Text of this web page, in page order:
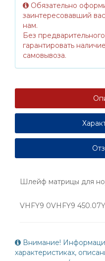
Обязательно
заинтересовавший
нам.
Без
гарантировать
самовывоза.
Шлейф матрицы для
VHFY9 0VHFY9
Внимание!
характеристиках,